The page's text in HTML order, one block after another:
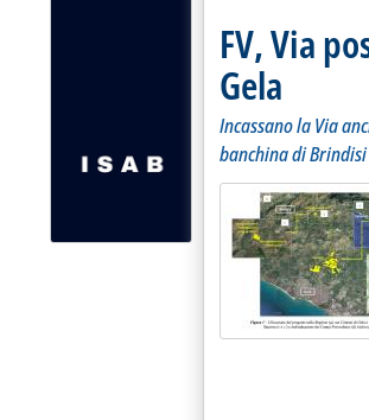
FV, Via
Gela
Incassano la Via
banchina di